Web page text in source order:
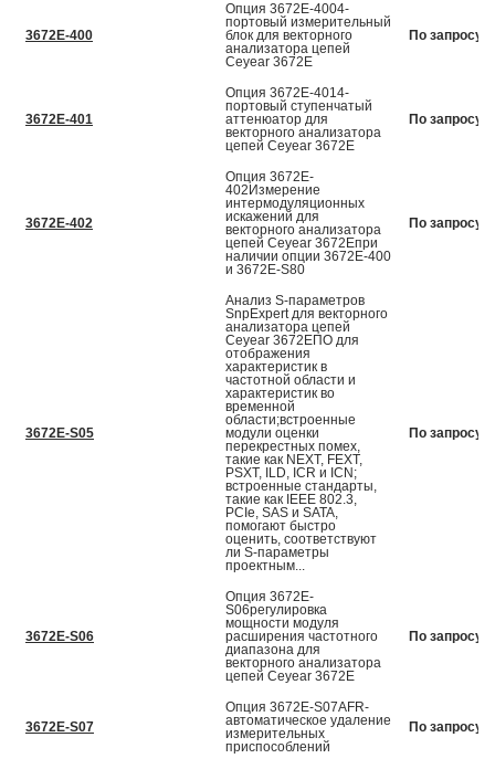
3672E-400
Опция 3672E-4004-
портовый измерительный
блок для векторного
анализатора цепей
Ceyear 3672E
По запросу
3672E-401
Опция 3672E-4014-
портовый ступенчатый
аттенюатор для
векторного анализатора
цепей Ceyear 3672E
По запросу
3672E-402
Опция 3672E-
402Измерение
интермодуляционных
искажений для
векторного анализатора
цепей Ceyear 3672Eпри
наличии опции 3672E-400
и 3672E-S80
По запросу
3672E-S05
Анализ S-параметров
SnpExpert для векторного
анализатора цепей
Ceyear 3672EПО для
отображения
характеристик в
частотной области и
характеристик во
временной
области;встроенные
модули оценки
перекрестных помех,
такие как NEXT, FEXT,
PSXT, ILD, ICR и ICN;
встроенные стандарты,
такие как IEEE 802.3,
PCIe, SAS и SATA,
помогают быстро
оценить, соответствуют
ли S-параметры
проектным...
По запросу
3672E-S06
Опция 3672E-
S06регулировка
мощности модуля
расширения частотного
диапазона для
векторного анализатора
цепей Ceyear 3672E
По запросу
3672E-S07
Опция 3672E-S07AFR-
автоматическое удаление
измерительных
приспособлений
По запросу